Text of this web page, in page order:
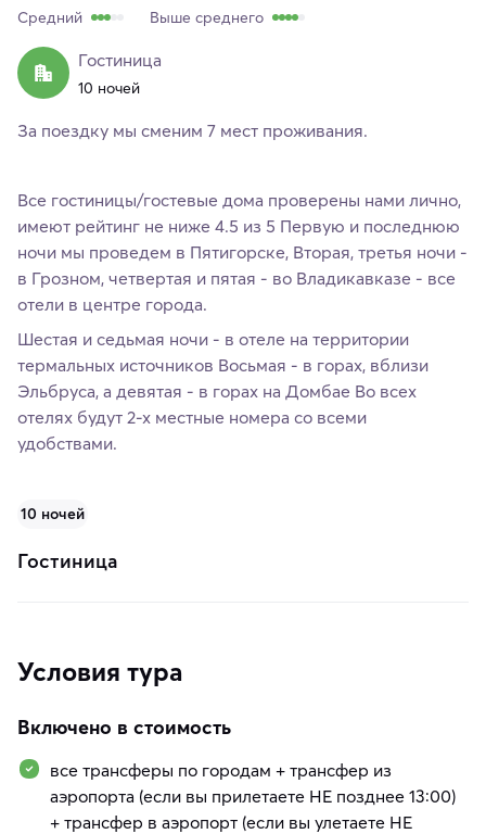
Средний Выше среднего
Гостиница
10 ночей
За поездку мы сменим 7 мест проживания.
Все гостиницы/гостевые дома проверены нами лично,
имеют рейтинг не ниже 4.5 из 5 Первую и последнюю
ночи мы проведем в Пятигорске, Вторая, третья ночи -
в Грозном, четвертая и пятая - во Владикавказе - все
отели в центре города.
Шестая и седьмая ночи - в отеле на территории
термальных источников Восьмая - в горах, вблизи
Эльбруса, а девятая - в горах на Домбае Во всех
отелях будут 2-х местные номера со всеми
удобствами.
10 ночей
Гостиница
Условия тура
Включено в стоимость
все трансферы по городам + трансфер из
аэропорта (если вы прилетаете НЕ позднее 13:00)
+ трансфер в аэропорт (если вы улетаете НЕ